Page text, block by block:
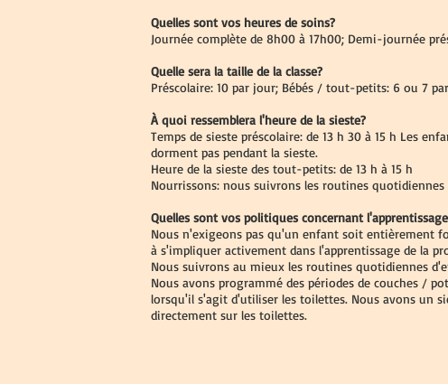
Quelles sont vos heures de soins?
Journée complète de 8h00 à 17h00; Demi-journée
Quelle sera la taille de la classe?
Préscolaire: 10 par jour; Bébés / tout-petits: 6 ou 7
À quoi ressemblera l'heure de la sieste?
Temps de sieste préscolaire: de 13 h 30 à 15 h Les
dorment pas pendant la sieste.
Heure de la sieste des tout-petits: de 13 h à 15 h
Nourrissons: nous suivrons les routines
Quelles sont vos politiques concernant
Nous n'exigeons pas qu'un enfant soit entièrement
à s'impliquer activement dans l'apprentissage de la
Nous suivrons au mieux les routines quotidiennes
Nous avons programmé des périodes de couches /
lorsqu'il s'agit d'utiliser les toilettes. Nous avons un
directement sur les toilettes.